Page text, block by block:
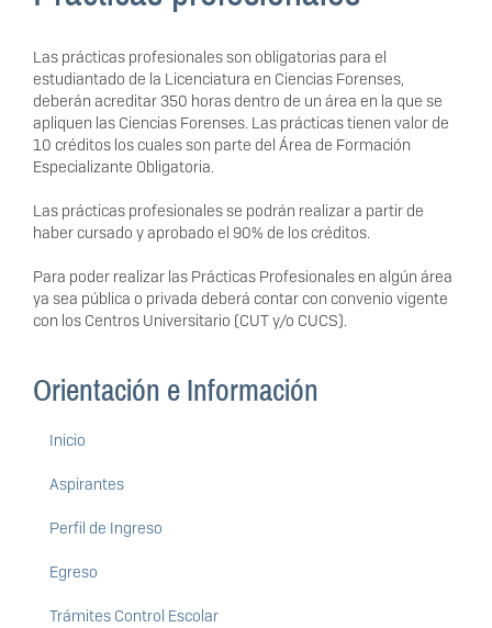
Las prácticas profesionales son obligatorias para el
estudiantado de la Licenciatura en Ciencias Forenses,
deberán acreditar 350 horas dentro de un área en la que se
apliquen las Ciencias Forenses. Las prácticas tienen valor de
10 créditos los cuales son parte del Área de Formación
Especializante Obligatoria.
Las prácticas profesionales se podrán realizar a partir de
haber cursado y aprobado el 90% de los créditos.
Para poder realizar las Prácticas Profesionales en algún área
ya sea pública o privada deberá contar con convenio vigente
con los Centros Universitario (CUT y/o CUCS).
Orientación e Información
Inicio
Aspirantes
Perfil de Ingreso
Egreso
Trámites Control Escolar